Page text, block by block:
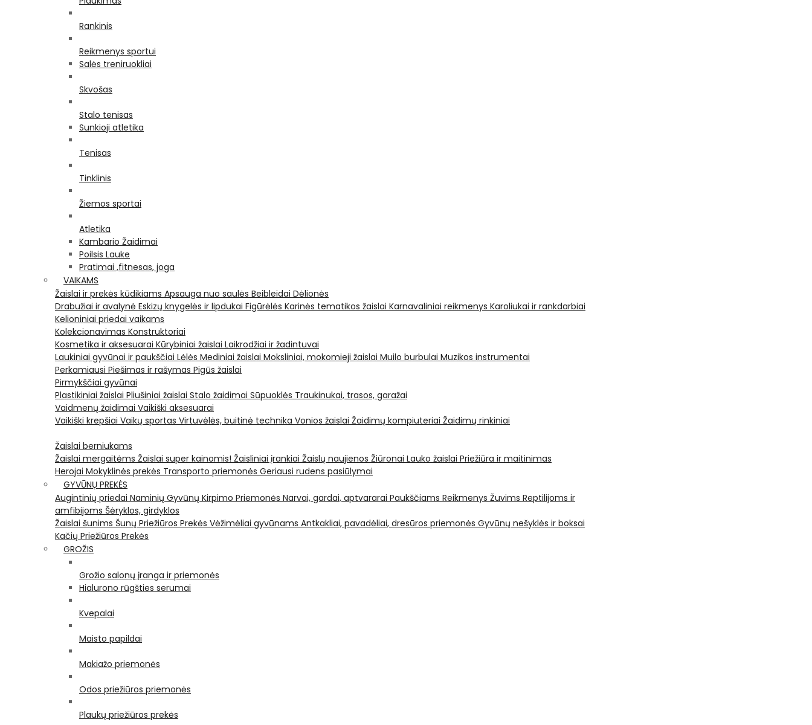
Rankinis
Reikmenys sportui
Salės treniruokliai
Skvošas
Stalo tenisas
Sunkioji atletika
Tenisas
Tinklinis
Žiemos sportai
Atletika
Kambario Žaidimai
Poilsis Lauke
Pratimai ,fitnesas, joga
VAIKAMS
Žaislai ir prekės kūdikiams Apsauga nuo saulės Beibleidai Dėlionės
Drabužiai ir avalynė Eskizų knygelės ir lipdukai Figūrėlės Karinės tematikos žaislai Karnavaliniai reikmenys Karoliukai ir rankdarbiai
Kelioniniai priedai vaikams
Kolekcionavimas Konstruktoriai
Kosmetika ir aksesuarai Kūrybiniai žaislai Laikrodžiai ir žadintuvai
Laukiniai gyvūnai ir paukščiai Lėlės Mediniai žaislai Moksliniai, mokomieji žaislai Muilo burbulai Muzikos instrumentai
Perkamiausi Piešimas ir rašymas Pigūs žaislai
Pirmykščiai gyvūnai
Plastikiniai žaislai Pliušiniai žaislai Stalo žaidimai Sūpuoklės Traukinukai, trasos, garažai
Vaidmenų žaidimai Vaikiški aksesuarai
Vaikiški krepšiai Vaikų sportas Virtuvėlės, buitinė technika Vonios žaislai Žaidimų kompiuteriai Žaidimų rinkiniai
Žaislai berniukams
Žaislai mergaitėms Žaislai super kainomis! Žaisliniai įrankiai Žaislų naujienos Žiūronai Lauko žaislai Priežiūra ir maitinimas
Herojai Mokyklinės prekės Transporto priemonės Geriausi rudens pasiūlymai
GYVŪNŲ PREKĖS
Augintinių priedai Naminių Gyvūnų Kirpimo Priemonės Narvai, gardai, aptvararai Paukščiams Reikmenys Žuvims Reptilijoms ir
amfibijoms Šėryklos, girdyklos
Žaislai šunims Šunų Priežiūros Prekės Vėžimėliai gyvūnams Antkakliai, pavadėliai, dresūros priemonės Gyvūnų nešyklės ir boksai
Kačių Priežiūros Prekės
GROŽIS
Grožio salonų įranga ir priemonės
Hialurono rūgšties serumai
Kvepalai
Maisto papildai
Makiažo priemonės
Odos priežiūros priemonės
Plaukų priežiūros prekės